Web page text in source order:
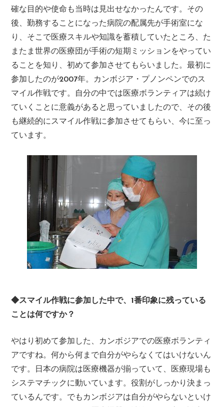
確な目的や使命も当時は見出せなかったんです。その
後、勤務することになった病院の配属先が手術室にな
り、そこで医療スキルや知識を蓄積していたところ、た
またま世界の医療団が手術の短期ミッションをやってい
ることを知り、初めて参加させてもらいました。最初に
参加したのが2007年。カンボジア・プノンペンでのス
マイル作戦です。自分の中では医療ボランティアは続け
ていくことに意義があると思っていましたので、その後
も継続的にスマイル作戦に参加させてもらい、今に至っ
ています。
◆スマイル作戦に参加した中で、1番印象に残っている
ことは何ですか？
やはり初めて参加した、カンボジアでの医療ボランティ
アですね。何から何まで自分がやらなくてはいけないん
です。日本の病院は医療機器が揃っていて、医療現場も
システマチックに動いています。役割がしっかり決まっ
ているんです。でもカンボジアは自分がやらないといけ